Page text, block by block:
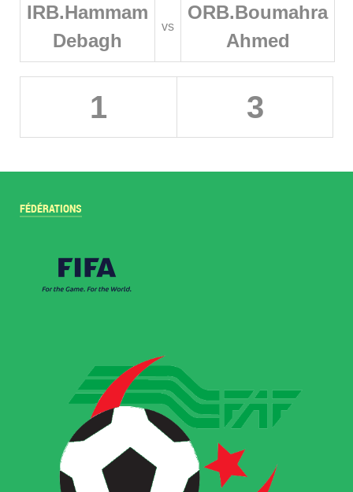
IRB.Hammam
Debagh
vs
ORB.Boumahra
Ahmed
1 3
FÉDÉRATIONS